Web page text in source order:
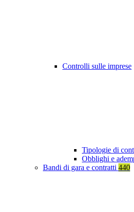
Controlli sulle imprese
Tipologie di
Obblighi e
Bandi di gara e contratti 440